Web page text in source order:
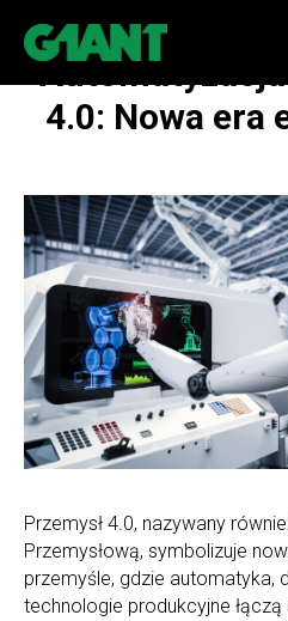
4.0: Nowa era
Przemysł 4.0, nazywany
Przemysłową, symbolizuje
przemyśle, gdzie automatyka,
technologie produkcyjne łączą